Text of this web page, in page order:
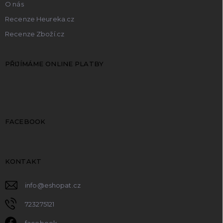
O nás
Recenze Heureka.cz
Recenze Zboží.cz
PŘIJÍMÁME ONLINE PLATBY
FACEBOOK
KONTAKT
info@eshopat.cz
723275121